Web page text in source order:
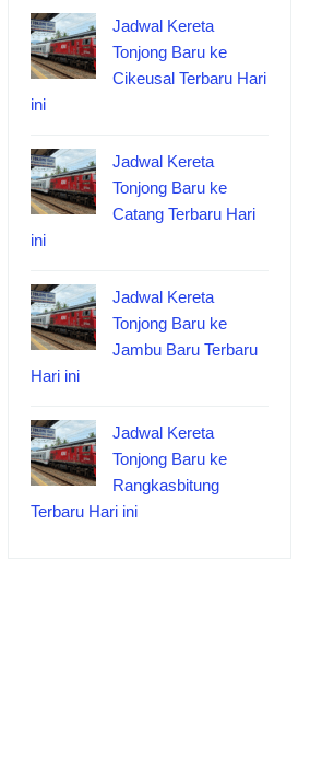
Jadwal Kereta
Tonjong Baru ke
Cikeusal Terbaru Hari
ini
Jadwal Kereta
Tonjong Baru ke
Catang Terbaru Hari
ini
Jadwal Kereta
Tonjong Baru ke
Jambu Baru Terbaru
Hari ini
Jadwal Kereta
Tonjong Baru ke
Rangkasbitung
Terbaru Hari ini